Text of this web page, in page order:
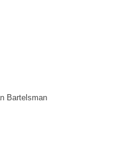
Bartelsman